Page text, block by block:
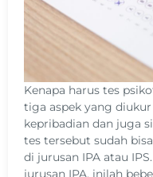
Kenapa harus tes
tiga aspek yang
kepribadian dan juga
tes tersebut sudah
di jurusan IPA atau
jurusan IPA, inilah